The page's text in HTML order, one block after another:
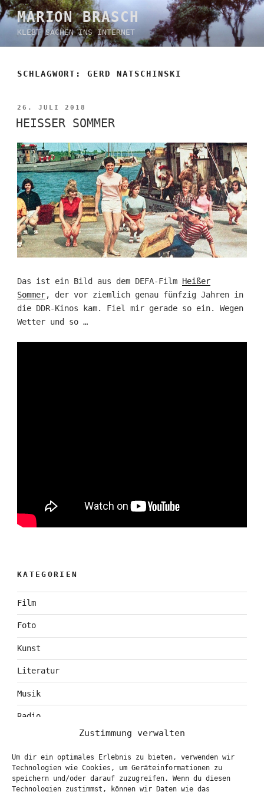
Zustimmung verwalten
Um dir ein optimales Erlebnis zu bieten, verwenden wir
Technologien wie Cookies, um Geräteinformationen zu
speichern und/oder darauf zuzugreifen. Wenn du diesen
Technologien zustimmst, können wir Daten wie das
Zum
Inhalt
springen
MARION BRASCH
KLEBT SACHEN INS INTERNET
SCHLAGWORT:GERD NATSCHINSKI
VERÖFFENTLICHT
AM
26. JULI 2018
HEISSER SOMMER
Das ist ein Bild aus dem DEFA-Film Heißer
Sommer, der vor ziemlich genau fünfzig Jahren in
die DDR-Kinos kam. Fiel mir gerade so ein. Wegen
Wetter und so …
KATEGORIEN
Film
Foto
Kunst
Literatur
Musik
Radio
Theater